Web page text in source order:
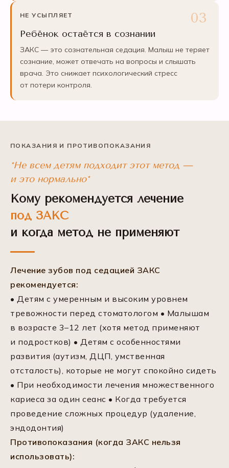
НЕ УСЫПЛЯЕТ
Ребёнок остаётся в сознании
ЗАКС — это сознательная седация. Малыш не теряет
сознание, может отвечать на вопросы и слышать
врача. Это снижает психологический стресс
от потери контроля.
ПОКАЗАНИЯ И ПРОТИВОПОКАЗАНИЯ
*Не всем детям подходит этот метод —
и это нормально*
Кому рекомендуется лечение
под ЗАКС
и когда метод не применяют
Лечение зубов под седацией ЗАКС
рекомендуется:
• Детям с умеренным и высоким уровнем
тревожности перед стоматологом • Малышам
в возрасте 3–12 лет (хотя метод применяют
и подростков) • Детям с особенностями
развития (аутизм, ДЦП, умственная
отсталость), которые не могут спокойно сидеть
• При необходимости лечения множественного
кариеса за один сеанс • Когда требуется
проведение сложных процедур (удаление,
эндодонтия)
Противопоказания (когда ЗАКС нельзя
использовать):